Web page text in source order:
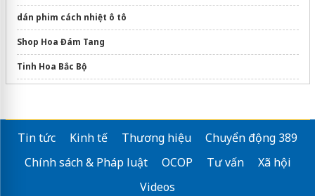
dán phim cách nhiệt ô tô
Shop Hoa Đám Tang
Tinh Hoa Bắc Bộ
Tin tức Kinh tế Thương hiệu
Chuyển động 389
Chính sách & Pháp luật
OCOP Tư vấn
Xã hội
Videos